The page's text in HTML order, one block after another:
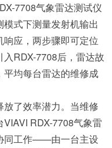
7708气象雷达测试仪
式下测量发射机输出
应，两步骤即可定位
RDX-7708后，雷达故
均每台雷达的维修成
了效率潜力。当维修
RDX-7708气象雷
同工作——由一台主设